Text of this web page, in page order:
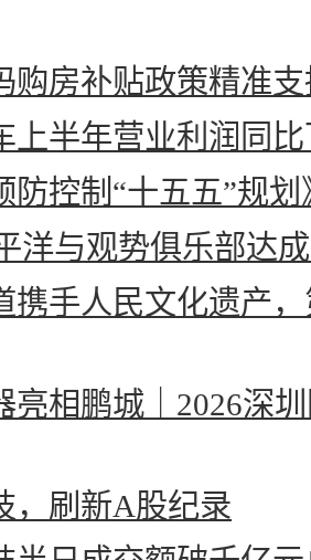
购房补贴政策精准
上半年营业利润同比
防控制“十五五”规
洋与观势俱乐部达
携手人民文化遗产
亮相鹏城｜2026深
，刷新A股纪录